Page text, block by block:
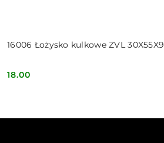
16006 Łożysko kulkowe ZVL 30X55X9
Cena:
18.00